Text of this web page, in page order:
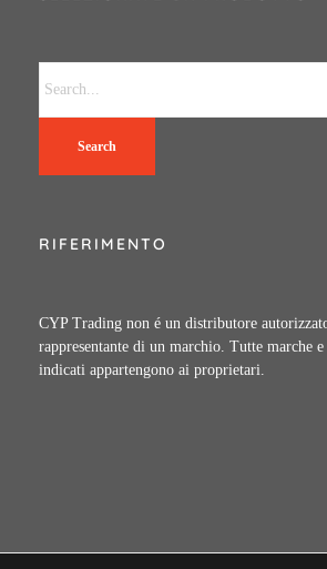
Search
RIFERIMENTO
CYP Trading non é un distributore
rappresentante di un marchio. Tutte marche
indicati appartengono ai proprietari.